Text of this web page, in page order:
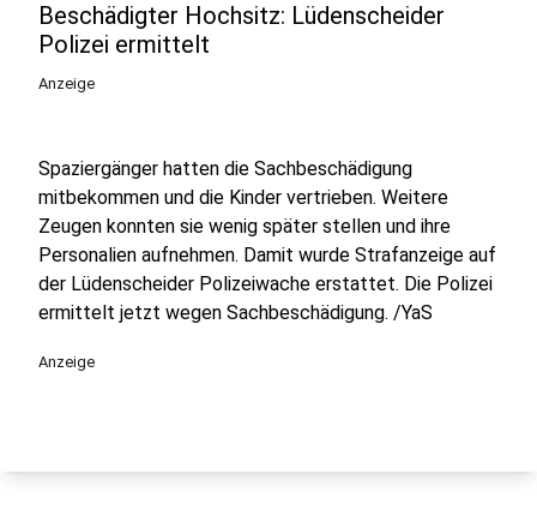
Beschädigter Hochsitz: Lüdenscheider
Polizei ermittelt
Anzeige
Spaziergänger hatten die Sachbeschädigung
mitbekommen und die Kinder vertrieben. Weitere
Zeugen konnten sie wenig später stellen und ihre
Personalien aufnehmen. Damit wurde Strafanzeige auf
der Lüdenscheider Polizeiwache erstattet. Die Polizei
ermittelt jetzt wegen Sachbeschädigung. /YaS
Anzeige